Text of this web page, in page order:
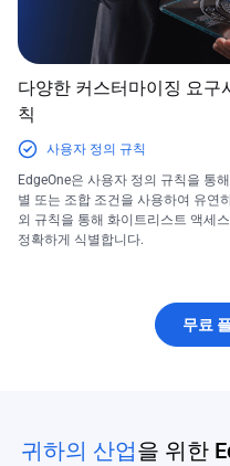
다양한 커스터마이징 요구
칙
사용자 정의 규칙
EdgeOne은 사용자 정의 규칙을 통
별 또는 조합 조건을 사용하여 유연
외 규칙을 통해 화이트리스트 액세
정확하게 식별합니다.
무료
귀하의 산업을 위한